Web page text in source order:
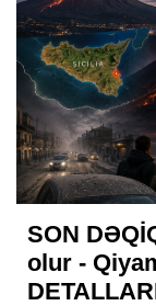
SON
olur -